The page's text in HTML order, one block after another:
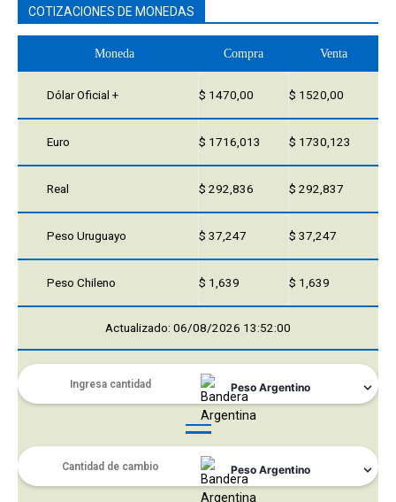
COTIZACIONES DE MONEDAS
Moneda Compra Venta
Dólar Oficial + $ 1470,00 $ 1520,00
Euro $ 1716,013 $ 1730,123
Real $ 292,836 $ 292,837
Peso Uruguayo $ 37,247 $ 37,247
Peso Chileno $ 1,639 $ 1,639
Actualizado: 06/08/2026 13:52:00